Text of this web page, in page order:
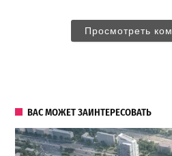
Просмотреть
ВАС МОЖЕТ ЗАИНТЕРЕСОВАТЬ